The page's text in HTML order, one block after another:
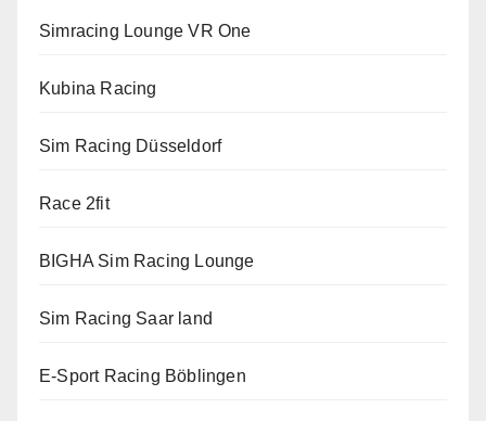
Simracing Lounge VR One
Kubina Racing
Sim Racing Düsseldorf
Race 2fit
BIGHA Sim Racing Lounge
Sim Racing Saar land
E-Sport Racing Böblingen